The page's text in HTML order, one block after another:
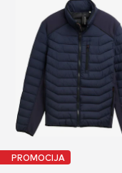
PROMOCIJA